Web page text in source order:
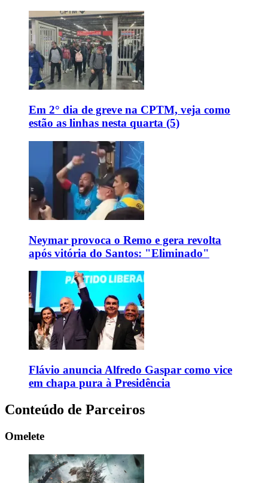
Em 2° dia de greve na CPTM, veja como
estão as linhas nesta quarta (5)
Neymar provoca o Remo e gera revolta
após vitória do Santos: "Eliminado"
Flávio anuncia Alfredo Gaspar como vice
em chapa pura à Presidência
Conteúdo de Parceiros
Omelete